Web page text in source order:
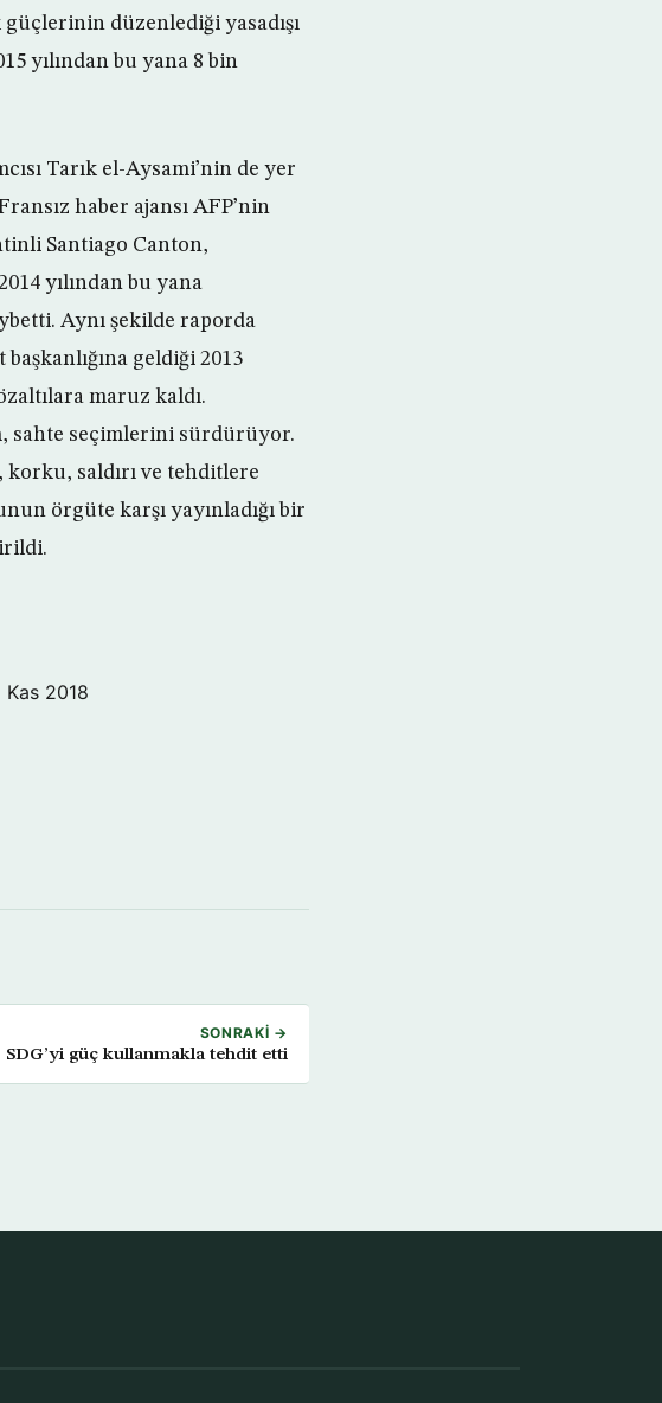
düzenlediği yasadışı
yılından bu yana 8 bin
Tarık el-Aysami’nin de yer
haber ajansı AFP’nin
Santiago Canton,
yılından bu yana
Aynı şekilde raporda
geldiği 2013
maruz kaldı.
sahte seçimlerini sürdürüyor.
korku, saldırı ve tehditlere
örgüte karşı yayınladığı bir
Kas 2018
SONRAKI →
SDG’yi güç kullanmakla tehdit etti